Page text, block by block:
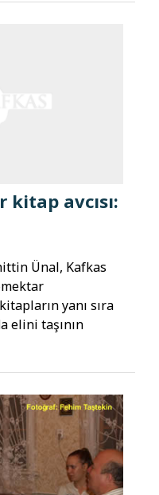
kitap avcısı:
Ünal, Kafkas
yanı sıra
elini taşının